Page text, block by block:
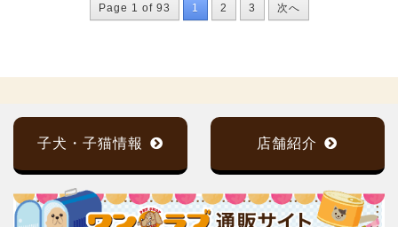
Page 1 of 93 1 2 3 次へ
子犬・子猫情報 店舗紹介